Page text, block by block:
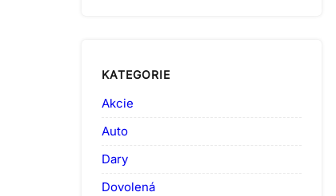
KATEGORIE
Akcie
Auto
Dary
Dovolená